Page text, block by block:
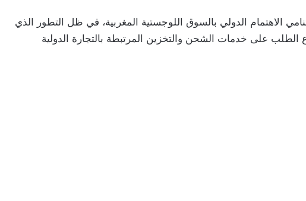
الاهتمام الدولي بالسوق اللوجستية المغربية، في ظل التطور الذي
الطلب على خدمات الشحن والتخزين المرتبطة بالتجارة الدولية